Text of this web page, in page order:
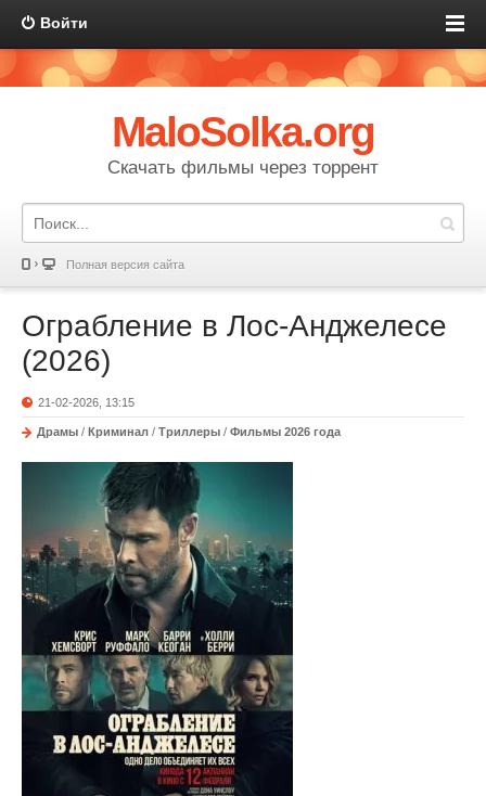
Войти
MaloSolka.org
Скачать фильмы через торрент
Полная версия сайта
Ограбление в Лос-Анджелесе
(2026)
21-02-2026, 13:15
Драмы / Криминал / Триллеры / Фильмы 2026 года